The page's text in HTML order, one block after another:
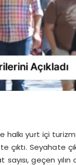
halkı yurt içi
Seyahate
geçen yılın